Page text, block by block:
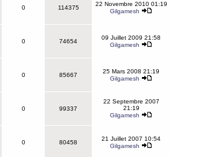
0 114375
22 Novembre 2010 01:19
Gilgamesh
0 74654
09 Juillet 2009 21:58
Gilgamesh
0 85667
25 Mars 2008 21:19
Gilgamesh
0 99337
22 Septembre 2007
21:19
Gilgamesh
0 80458
21 Juillet 2007 10:54
Gilgamesh